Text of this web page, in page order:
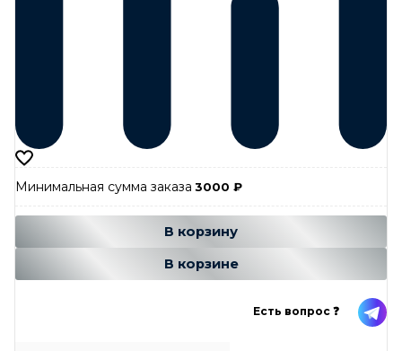
Минимальная сумма заказа 3000 ₽
В корзину
В корзине
Есть вопрос ❓